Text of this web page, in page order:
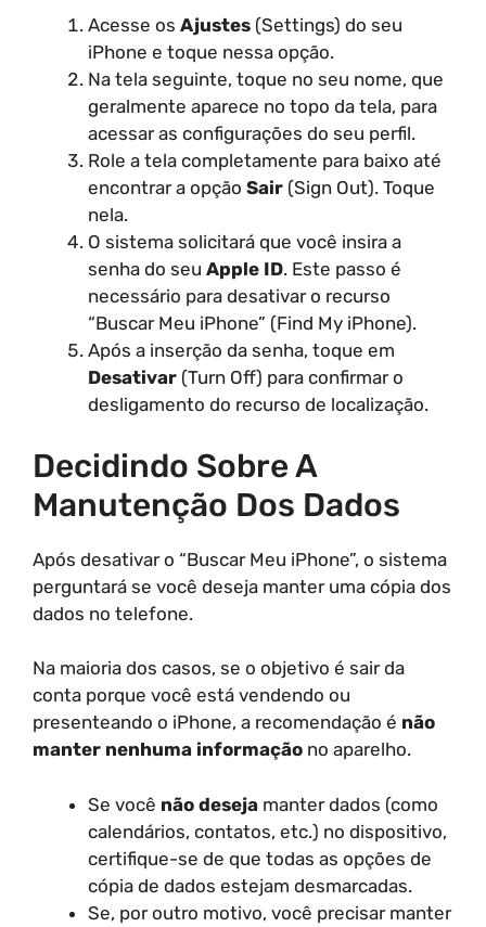
Acesse os Ajustes (Settings) do seu
iPhone e toque nessa opção.
Na tela seguinte, toque no seu nome, que
geralmente aparece no topo da tela, para
acessar as configurações do seu perfil.
Role a tela completamente para baixo até
encontrar a opção Sair (Sign Out). Toque
nela.
O sistema solicitará que você insira a
senha do seu Apple ID. Este passo é
necessário para desativar o recurso
“Buscar Meu iPhone” (Find My iPhone).
Após a inserção da senha, toque em
Desativar (Turn Off) para confirmar o
desligamento do recurso de localização.
Decidindo Sobre A
Manutenção Dos Dados
Após desativar o “Buscar Meu iPhone”, o sistema
perguntará se você deseja manter uma cópia dos
dados no telefone.
Na maioria dos casos, se o objetivo é sair da
conta porque você está vendendo ou
presenteando o iPhone, a recomendação é não
manter nenhuma informação no aparelho.
Se você não deseja manter dados (como
calendários, contatos, etc.) no dispositivo,
certifique-se de que todas as opções de
cópia de dados estejam desmarcadas.
Se, por outro motivo, você precisar manter